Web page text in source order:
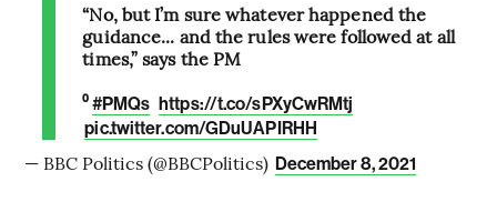
“No, but I’m sure whatever happened the
guidance... and the rules were followed at all
times,” says the PM
⁰#PMQs https://t.co/sPXyCwRMtj
pic.twitter.com/GDuUAPIRHH
— BBC Politics (@BBCPolitics) December 8, 2021